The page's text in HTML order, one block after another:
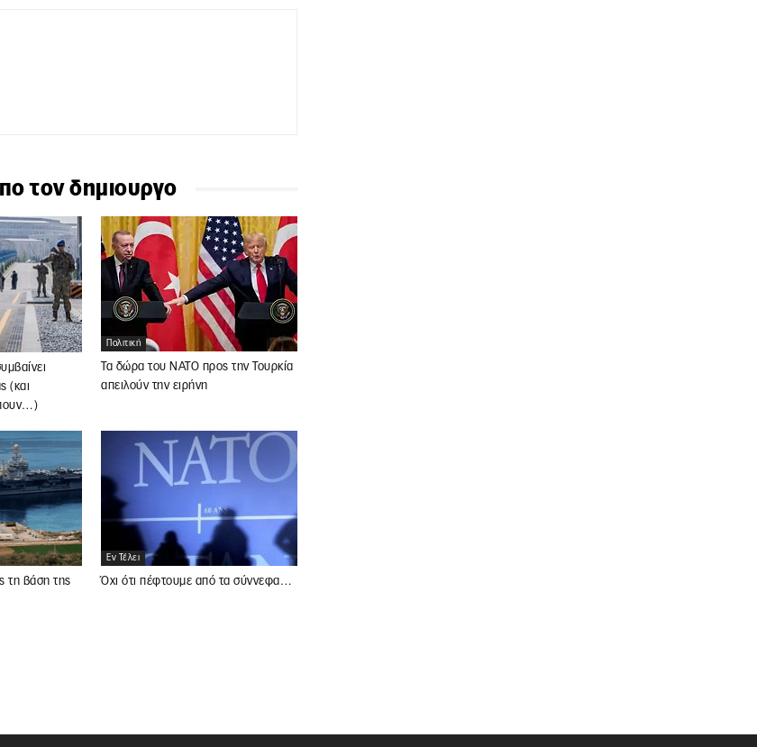
τον δημιουργο
(και
Πολιτική
Τα δώρα του ΝΑΤΟ προς την Τουρκία
απειλούν την ειρήνη
τη βάση της
Εν Τέλει
Όχι ότι πέφτουμε από τα σύννεφα…